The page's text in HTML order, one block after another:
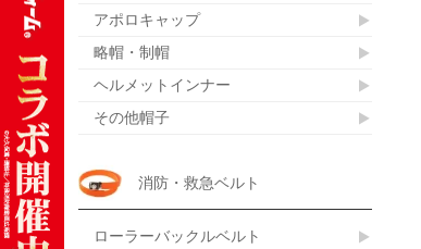
アポロキャップ
略帽・制帽
ヘルメットインナー
その他帽子
消防・救急ベルト
ローラーバックルベルト